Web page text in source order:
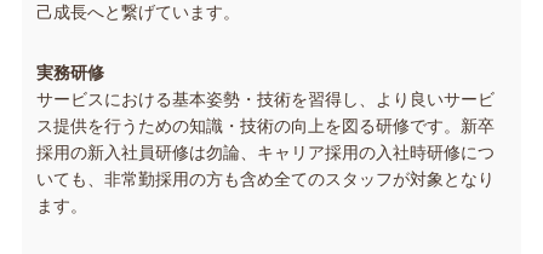
己成長へと繋げています。
実務研修
サービスにおける基本姿勢・技術を習得し、より良いサービ
ス提供を行うための知識・技術の向上を図る研修です。新卒
採用の新入社員研修は勿論、キャリア採用の入社時研修につ
いても、非常勤採用の方も含め全てのスタッフが対象となり
ます。